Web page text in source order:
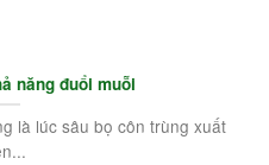
năng đuổi muỗi
là lúc sâu bọ côn trùng xuất